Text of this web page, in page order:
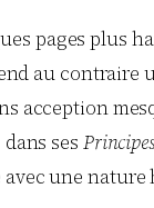
pages plus
au contraire
acception
ses
une